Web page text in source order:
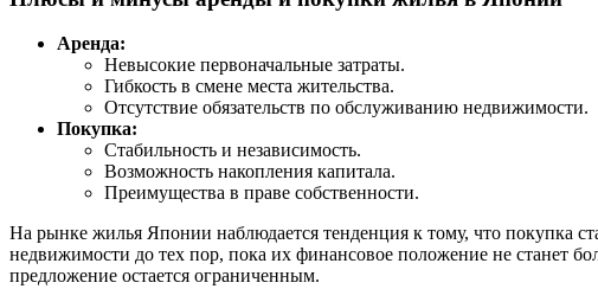
Аренда:
Невысокие первоначальные затраты.
Гибкость в смене места жительства.
Отсутствие обязательств по обслуживанию недвижимости.
Покупка:
Стабильность и независимость.
Возможность накопления капитала.
Преимущества в праве собственности.
На рынке жилья Японии наблюдается тенденция к тому, что покупка
недвижимости до тех пор, пока их финансовое положение не станет
предложение остается ограниченным.